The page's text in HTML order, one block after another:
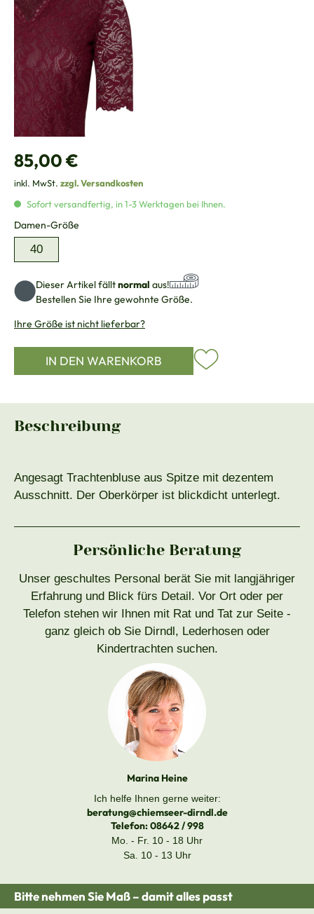
Regulärer Preis:
85,00 €
inkl. MwSt. zzgl. Versandkosten
Sofort versandfertig, in 1-3 Werktagen bei Ihnen.
Damen-Größe
40
Dieser Artikel fälltnormal aus!
Bestellen Sie Ihre gewohnte Größe.
Ihre Größe ist nicht lieferbar?
IN DEN WARENKORB
Beschreibung
Angesagt Trachtenbluse aus Spitze mit dezentem
Ausschnitt. Der Oberkörper ist blickdicht unterlegt.
Persönliche Beratung
Unser geschultes Personal berät Sie mit langjähriger
Erfahrung und Blick fürs Detail. Vor Ort oder per
Telefon stehen wir Ihnen mit Rat und Tat zur Seite -
ganz gleich ob Sie Dirndl, Lederhosen oder
Kindertrachten suchen.
Marina Heine
Ich helfe Ihnen gerne weiter:
beratung@chiemseer-dirndl.de
Telefon:08642 / 998
Mo. - Fr. 10 - 18 Uhr
Sa. 10 - 13 Uhr
Bitte nehmen Sie Maß – damit alles passt